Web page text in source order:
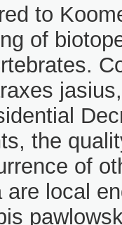
to
of
the
of
are local